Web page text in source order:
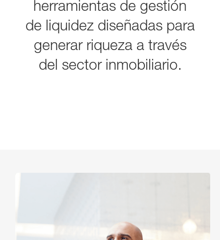
herramientas de gestión
de liquidez diseñadas para
generar riqueza a través
del sector inmobiliario.